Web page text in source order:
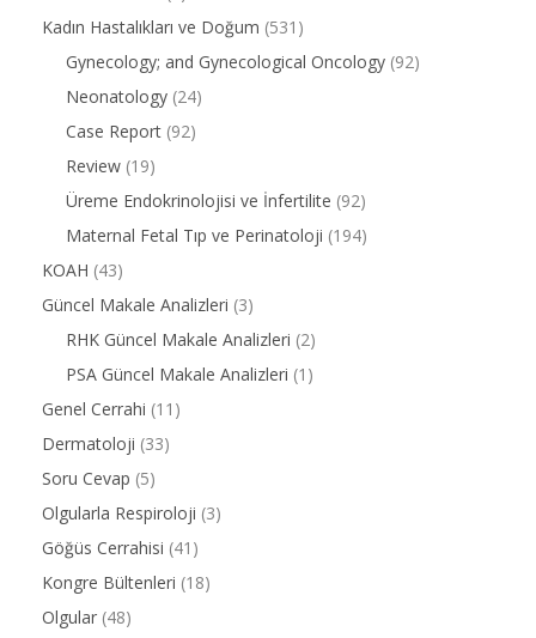
Kadın Hastalıkları ve Doğum (531)
Gynecology; and Gynecological Oncology (92)
Neonatology (24)
Case Report (92)
Review (19)
Üreme Endokrinolojisi ve İnfertilite (92)
Maternal Fetal Tıp ve Perinatoloji (194)
KOAH (43)
Güncel Makale Analizleri (3)
RHK Güncel Makale Analizleri (2)
PSA Güncel Makale Analizleri (1)
Genel Cerrahi (11)
Dermatoloji (33)
Soru Cevap (5)
Olgularla Respiroloji (3)
Göğüs Cerrahisi (41)
Kongre Bültenleri (18)
Olgular (48)